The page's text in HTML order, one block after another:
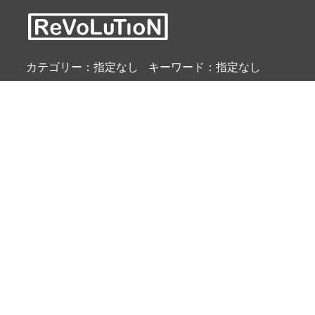
カテゴリー：指定なし キーワード：指定なし